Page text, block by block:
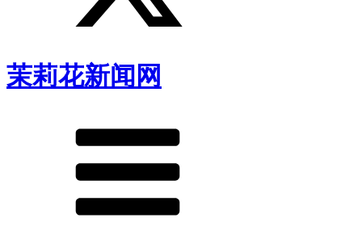
茉莉花新闻网